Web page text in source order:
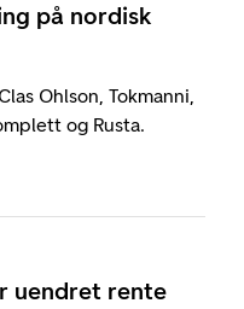
på nordisk
Ohlson, Tokmanni,
og Rusta.
uendret rente